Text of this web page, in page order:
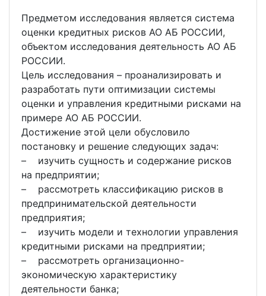
Предметом исследования является система
оценки кредитных рисков АО АБ РОССИИ,
объектом исследования деятельность АО АБ
РОССИИ.
Цель исследования – проанализировать и
разработать пути оптимизации системы
оценки и управления кредитными рисками на
примере АО АБ РОССИИ.
Достижение этой цели обусловило
постановку и решение следующих задач:
– изучить сущность и содержание рисков
на предприятии;
– рассмотреть классификацию рисков в
предпринимательской деятельности
предприятия;
– изучить модели и технологии управления
кредитными рисками на предприятии;
– рассмотреть организационно-
экономическую характеристику
деятельности банка;